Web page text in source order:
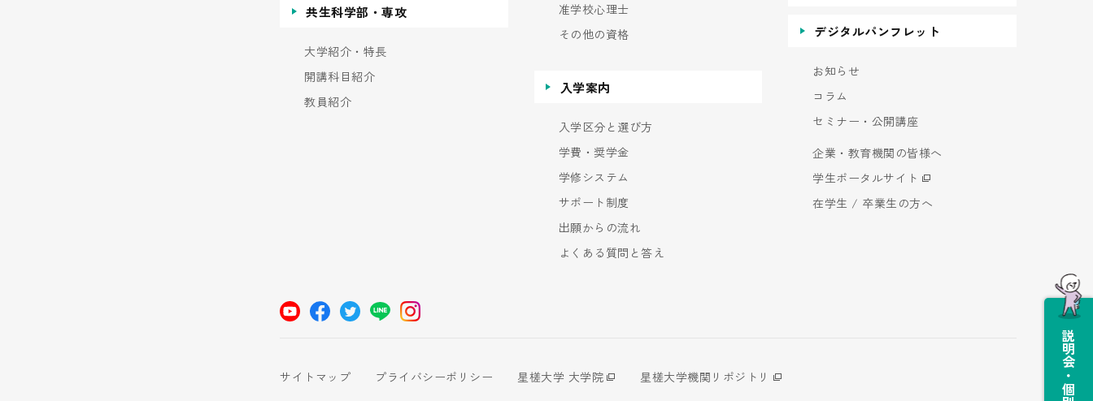
共生科学部・専攻
大学紹介・特長
開講科目紹介
教員紹介
准学校心理士
その他の資格
入学案内
入学区分と選び方
学費・奨学金
学修システム
サポート制度
出願からの流れ
よくある質問と答え
デジタルパンフレット
お知らせ
コラム
セミナー・公開講座
企業・教育機関の皆様へ
学生ポータルサイト
在学生 / 卒業生の方へ
サイトマップ プライバシーポリシー 星槎大学 大学院
星槎大学機関リポジトリ